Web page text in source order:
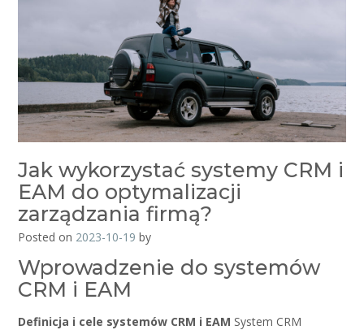
Jak wykorzystać systemy CRM i
EAM do optymalizacji
zarządzania firmą?
Posted on 2023-10-19 by
Wprowadzenie do systemów
CRM i EAM
Definicja i cele systemów CRM i EAM System CRM